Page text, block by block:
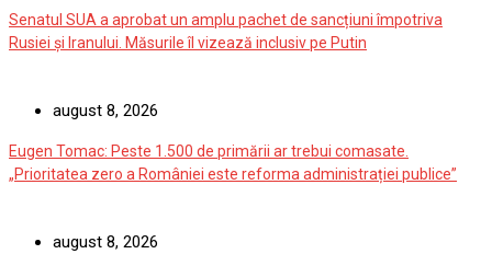
Senatul SUA a aprobat un amplu pachet de sancțiuni împotriva
Rusiei și Iranului. Măsurile îl vizează inclusiv pe Putin
august 8, 2026
Eugen Tomac: Peste 1.500 de primării ar trebui comasate.
„Prioritatea zero a României este reforma administrației publice”
august 8, 2026